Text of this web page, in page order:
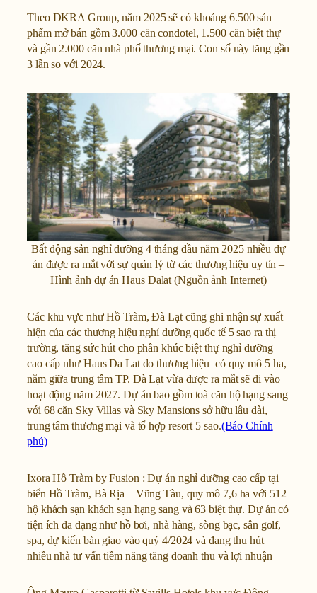
Theo DKRA Group, năm 2025 sẽ có khoảng 6.500 sản
phẩm mở bán gồm 3.000 căn condotel, 1.500 căn biệt thự
và gần 2.000 căn nhà phố thương mại. Con số này tăng gần
3 lần so với 2024.
Bất động sản nghỉ dưỡng 4 tháng đầu năm 2025 nhiều dự
án được ra mắt với sự quản lý từ các thương hiệu uy tín –
Hình ảnh dự án Haus Dalat (Nguồn ảnh Internet)
Các khu vực như Hồ Tràm, Đà Lạt cũng ghi nhận sự xuất
hiện của các thương hiệu nghỉ dưỡng quốc tế 5 sao ra thị
trường, tăng sức hút cho phân khúc biệt thự nghỉ dưỡng
cao cấp như Haus Da Lat do thương hiệu có quy mô 5 ha,
nằm giữa trung tâm TP. Đà Lạt vừa được ra mắt sẽ đi vào
hoạt động năm 2027. Dự án bao gồm toà căn hộ hạng sang
với 68 căn Sky Villas và Sky Mansions sở hữu lâu dài,
trung tâm thương mại và tổ hợp resort 5 sao.(Báo Chính
phủ)
Ixora Hồ Tràm by Fusion : Dự án nghỉ dưỡng cao cấp tại
biển Hồ Tràm, Bà Rịa – Vũng Tàu, quy mô 7,6 ha với 512
hộ khách sạn khách sạn hạng sang và 63 biệt thự. Dự án có
tiện ích đa dạng như hồ bơi, nhà hàng, sòng bạc, sân golf,
spa, dự kiến ​​bàn giao vào quý 4/2024 và đang thu hút
nhiều nhà tư vấn tiềm năng tăng doanh thu và lợi nhuận